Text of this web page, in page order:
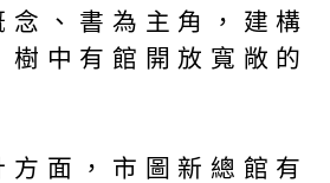
念、書為主角，建構
樹中有館開放寬敞的
方面，市圖新總館有